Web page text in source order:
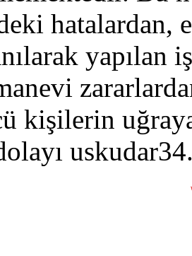
hatalardan,
yapılan
kişilerin